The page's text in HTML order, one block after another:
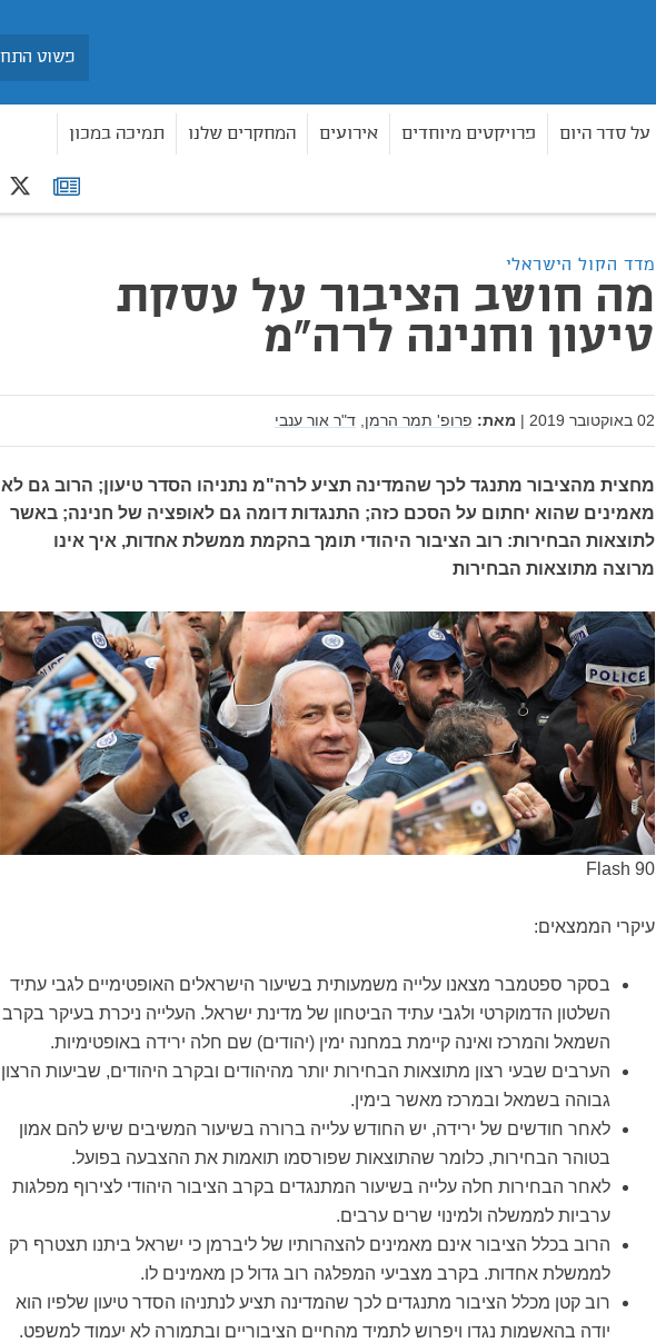
על סדר היום פרויקטים מיוחדים אירועים המחקרים שלנו תמיכה במכון
רשימת
תפוצה
מדד הקול הישראלי
מה חושב הציבור על עסקת
טיעון וחנינה לרה"מ
02 באוקטובר 2019 | מאת: פרופ' תמר הרמן, ד"ר אור ענבי
מחצית מהציבור מתנגד לכך שהמדינה תציע לרה"מ נתניהו הסדר טיעון; הרוב גם לא
מאמינים שהוא יחתום על הסכם כזה; התנגדות דומה גם לאופציה של חנינה; באשר
לתוצאות הבחירות: רוב הציבור היהודי תומך בהקמת ממשלת אחדות, איך אינו
מרוצה מתוצאות הבחירות
Flash 90
עיקרי הממצאים:
בסקר ספטמבר מצאנו עלייה משמעותית בשיעור הישראלים האופטימיים לגבי עתיד
השלטון הדמוקרטי ולגבי עתיד הביטחון של מדינת ישראל. העלייה ניכרת בעיקר בקרב
השמאל והמרכז ואינה קיימת במחנה ימין (יהודים) שם חלה ירידה באופטימיות.
הערבים שבעי רצון מתוצאות הבחירות יותר מהיהודים ובקרב היהודים, שביעות הרצון
גבוהה בשמאל ובמרכז מאשר בימין.
לאחר חודשים של ירידה, יש החודש עלייה ברורה בשיעור המשיבים שיש להם אמון
בטוהר הבחירות, כלומר שהתוצאות שפורסמו תואמות את ההצבעה בפועל.
לאחר הבחירות חלה עלייה בשיעור המתנגדים בקרב הציבור היהודי לצירוף מפלגות
ערביות לממשלה ולמינוי שרים ערבים.
הרוב בכלל הציבור אינם מאמינים להצהרותיו של ליברמן כי ישראל ביתנו תצטרף רק
לממשלת אחדות. בקרב מצביעי המפלגה רוב גדול כן מאמינים לו.
רוב קטן מכלל הציבור מתנגדים לכך שהמדינה תציע לנתניהו הסדר טיעון שלפיו הוא
יודה בהאשמות נגדו ויפרוש לתמיד מהחיים הציבוריים ובתמורה לא יעמוד למשפט.